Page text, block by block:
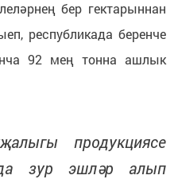
бер гектарыннан
республикада беренче
92 мең тонна ашлык
продукциясе
зур эшләр алып